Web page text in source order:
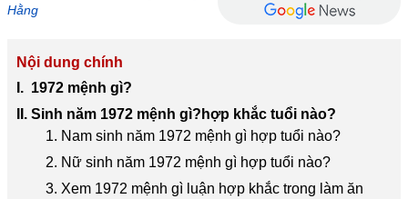
Hằng
Nội dung chính
I. 1972 mệnh gì?
II. Sinh năm 1972 mệnh gì?hợp khắc tuổi nào?
1. Nam sinh năm 1972 mệnh gì hợp tuổi nào?
2. Nữ sinh năm 1972 mệnh gì hợp tuổi nào?
3. Xem 1972 mệnh gì luận hợp khắc trong làm ăn